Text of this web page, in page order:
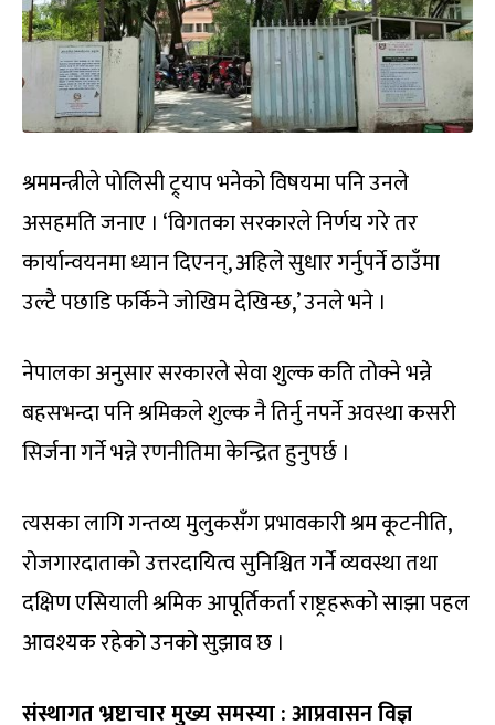
श्रममन्त्रीले पोलिसी ट्र्याप भनेको विषयमा पनि उनले
असहमति जनाए । ‘विगतका सरकारले निर्णय गरे तर
कार्यान्वयनमा ध्यान दिएनन्, अहिले सुधार गर्नुपर्ने ठाउँमा
उल्टै पछाडि फर्किने जोखिम देखिन्छ,’ उनले भने ।
नेपालका अनुसार सरकारले सेवा शुल्क कति तोक्ने भन्ने
बहसभन्दा पनि श्रमिकले शुल्क नै तिर्नु नपर्ने अवस्था कसरी
सिर्जना गर्ने भन्ने रणनीतिमा केन्द्रित हुनुपर्छ ।
त्यसका लागि गन्तव्य मुलुकसँग प्रभावकारी श्रम कूटनीति,
रोजगारदाताको उत्तरदायित्व सुनिश्चित गर्ने व्यवस्था तथा
दक्षिण एसियाली श्रमिक आपूर्तिकर्ता राष्ट्रहरूको साझा पहल
आवश्यक रहेको उनको सुझाव छ ।
संस्थागत भ्रष्टाचार मुख्य समस्या : आप्रवासन विज्ञ